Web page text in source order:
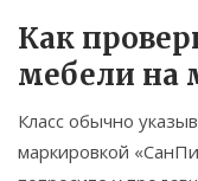
Как
мебели на
Класс обычно
маркировкой